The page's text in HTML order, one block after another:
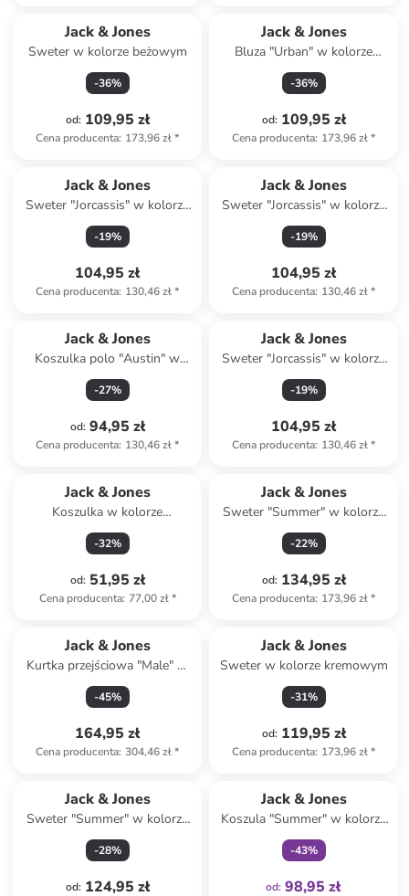
Jack & Jones
Sweter w kolorze beżowym
-36%
od: 109,95 zł
Cena producenta: 173,96 zł*
Jack & Jones
Bluza "Urban" w kolorze
kremowym
-36%
od: 109,95 zł
Cena producenta: 173,96 zł*
Jack & Jones
Sweter "Jorcassis" w kolorze
błękitnym
-19%
104,95 zł
Cena producenta: 130,46 zł*
Jack & Jones
Sweter "Jorcassis" w kolorze
beżowym
-19%
104,95 zł
Cena producenta: 130,46 zł*
Jack & Jones
Koszulka polo "Austin" w
kolorze morskim
-27%
od: 94,95 zł
Cena producenta: 130,46 zł*
Jack & Jones
Sweter "Jorcassis" w kolorze
szarym
-19%
104,95 zł
Cena producenta: 130,46 zł*
Jack & Jones
Koszulka w kolorze
jasnozielonym
-32%
od: 51,95 zł
Cena producenta: 77,00 zł*
Jack & Jones
Sweter "Summer" w kolorze
niebieskim
-22%
od: 134,95 zł
Cena producenta: 173,96 zł*
Jack & Jones
Kurtka przejściowa "Male" w
kolorze granatowym
-45%
164,95 zł
Cena producenta: 304,46 zł*
Jack & Jones
Sweter w kolorze kremowym
-31%
od: 119,95 zł
Cena producenta: 173,96 zł*
Jack & Jones
Sweter "Summer" w kolorze
khaki
-28%
od: 124,95 zł
Jack & Jones
Koszula "Summer" w kolorze
granatowym
-43%
od: 98,95 zł